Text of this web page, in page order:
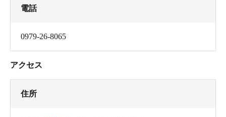
電話
0979-26-8065
アクセス
住所